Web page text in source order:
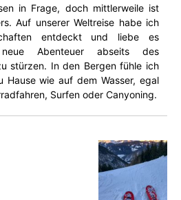
in Frage, doch mittlerweile ist
Auf unserer Weltreise habe ich
entdeckt und liebe es
Abenteuer abseits des
stürzen. In den Bergen fühle ich
Hause wie auf dem Wasser, egal
Surfen oder Canyoning.